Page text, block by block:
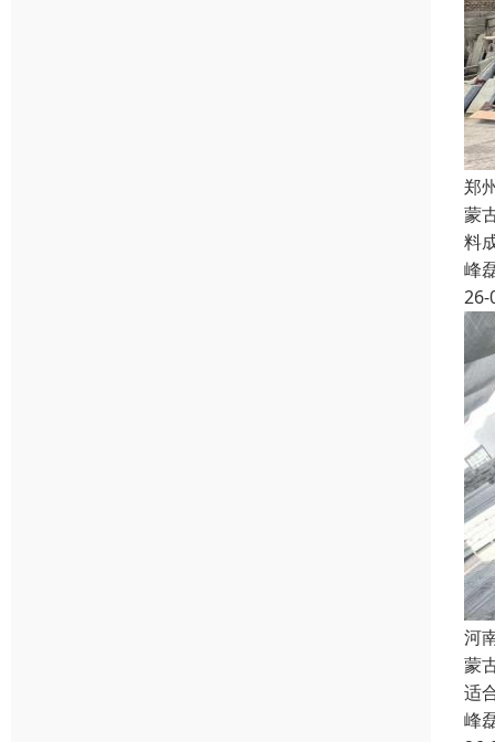
郑
蒙
料
峰
26-
河
蒙
适
峰